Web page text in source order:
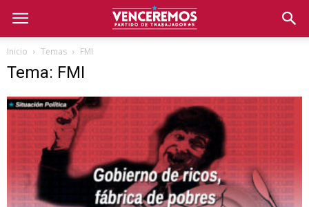
Inicio Temas FMI
Tema: FMI